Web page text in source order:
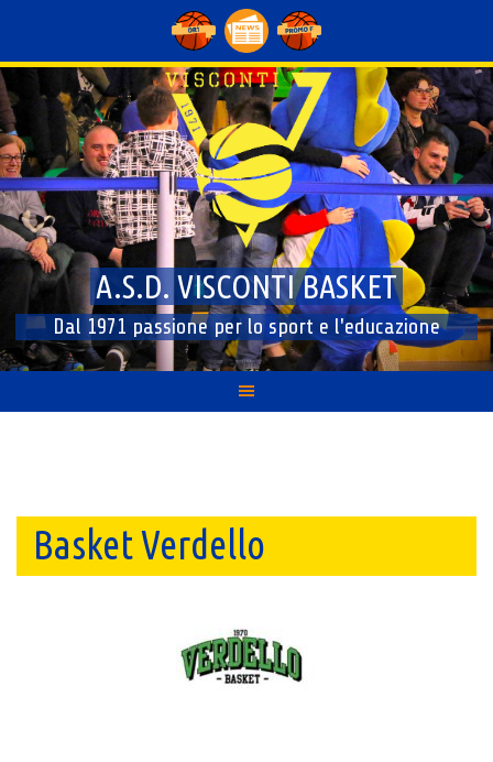
content
A.S.D. VISCONTI BASKET
Dal 1971 passione per lo sport e l'educazione
Basket Verdello